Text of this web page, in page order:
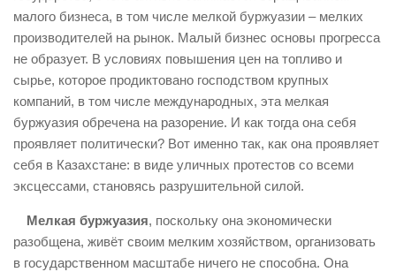
малого бизнеса, в том числе мелкой буржуазии – мелких
производителей на рынок. Малый бизнес основы прогресса
не образует. В условиях повышения цен на топливо и
сырье, которое продиктовано господством крупных
компаний, в том числе международных, эта мелкая
буржуазия обречена на разорение. И как тогда она себя
проявляет политически? Вот именно так, как она проявляет
себя в Казахстане: в виде уличных протестов со всеми
эксцессами, становясь разрушительной силой.
Мелкая буржуазия, поскольку она экономически
разобщена, живёт своим мелким хозяйством, организовать
в государственном масштабе ничего не способна. Она